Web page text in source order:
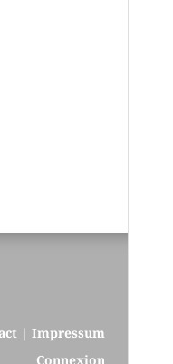
| Impressum
Connexion